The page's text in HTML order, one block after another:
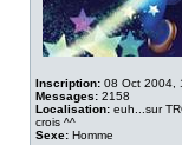
Inscription: 08 Oct 2004,
Messages: 2158
Localisation: euh...sur
crois ^^
Sexe: Homme